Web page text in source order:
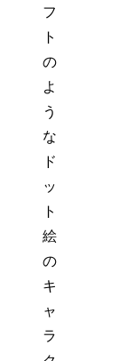
フ
ト
の
よ
う
な
ド
ッ
ト
絵
の
キ
ャ
ラ